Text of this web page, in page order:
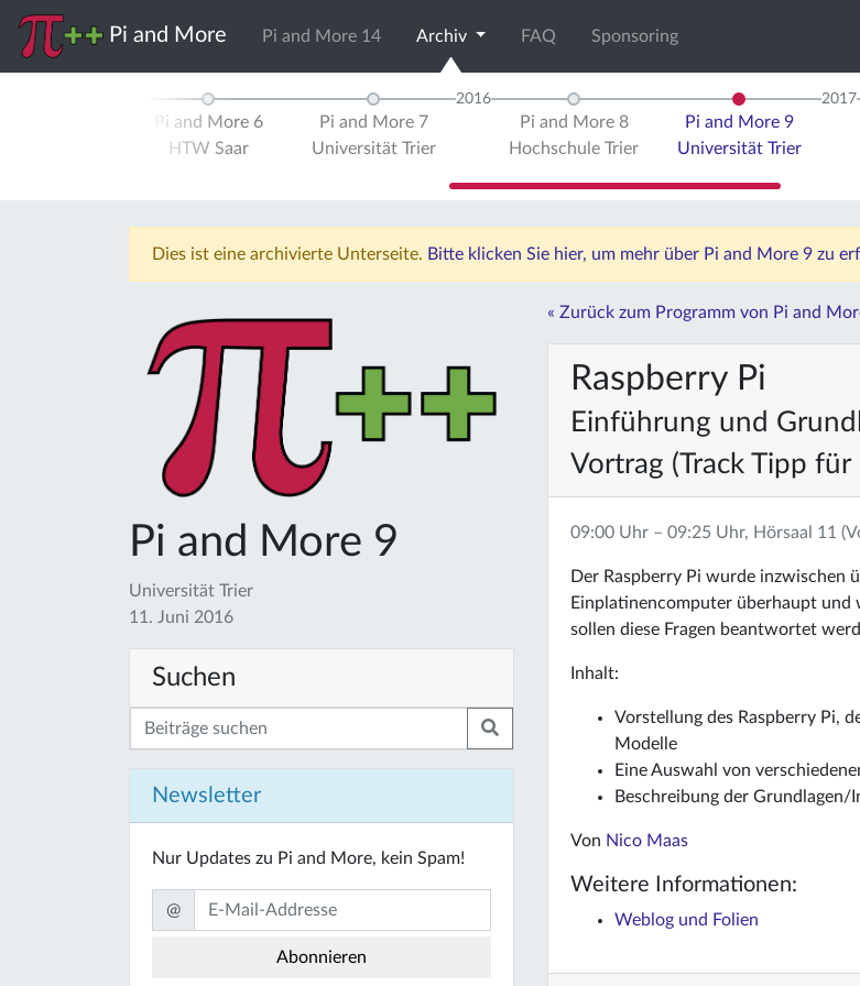
Pi and More Pi and More 14 Archiv FAQ Sponsoring
Pi and More 6
HTW Saar
Pi and More 7
Universität Trier
2016
Pi and More 8
Hochschule Trier
Pi and More 9
Universität Trier
2017
Dies ist eine archivierte Unterseite. Bitte klicken Sie hier, um mehr über Pi and More 9 zu
Pi and More 9
Universität Trier
11. Juni 2016
Suchen
Newsletter
Nur Updates zu Pi and More, kein Spam!
@
« Zurück zum Programm von Pi and
Raspberry Pi
Einführung und
Vortrag (Track Tipp für
09:00 Uhr – 09:25 Uhr, Hörsaal 11
Der Raspberry Pi wurde inzwischen
Einplatinencomputer überhaupt und
sollen diese Fragen beantwortet
Inhalt:
Vorstellung des Raspberry Pi,
Modelle
Eine Auswahl von
Beschreibung der
Von Nico Maas
Weitere Informationen:
Weblog und Folien